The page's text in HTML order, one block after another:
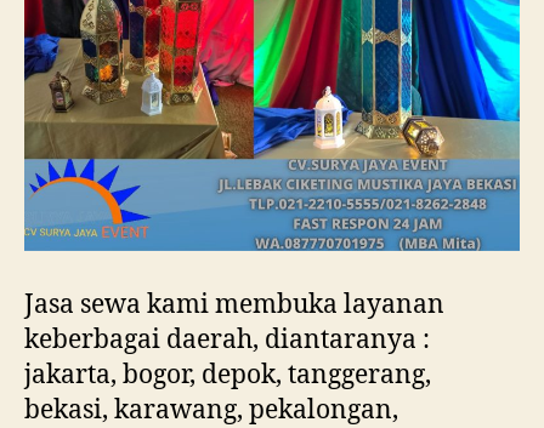
Jasa sewa kami membuka layanan
keberbagai daerah, diantaranya :
jakarta, bogor, depok, tanggerang,
bekasi, karawang, pekalongan,